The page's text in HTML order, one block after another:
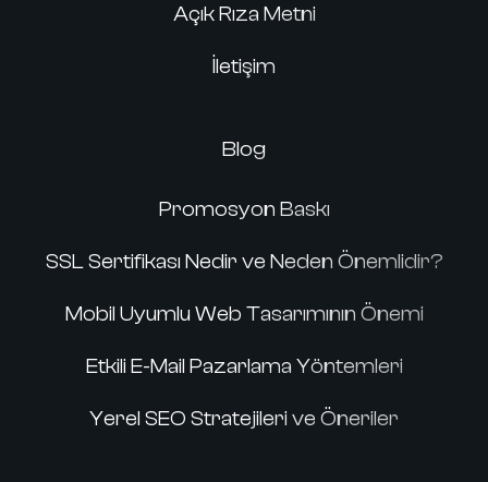
Açık Rıza Metni
İletişim
Blog
Promosyon Baskı
SSL Sertifikası Nedir ve Neden Önemlidir?
Mobil Uyumlu Web Tasarımının Önemi
Etkili E-Mail Pazarlama Yöntemleri
Yerel SEO Stratejileri ve Öneriler